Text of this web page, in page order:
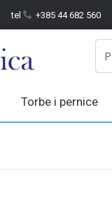
tel +385 44 682 560
Torbe i pernice